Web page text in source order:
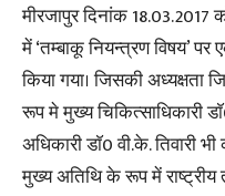
मीरजापुर दिनांक 18.03.2017
में ‘तम्बाकू नियन्त्रण विषय’
किया गया। जिसकी अध्यक्षता
रूप मे मुख्य चिकित्साधिकारी
अधिकारी डाॅ0 वी.के. तिवारी
मुख्य अतिथि के रूप में राष्ट्रीय